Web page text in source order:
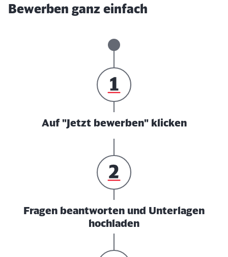
Bewerben ganz einfach
Auf "Jetzt bewerben" klicken
Fragen beantworten und Unterlagen
hochladen